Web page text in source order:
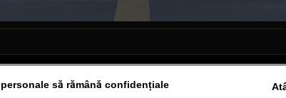
să rămână confidențiale